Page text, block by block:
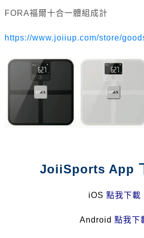
FORA福爾十合一體組成計
https://www.joiiup.com/store/
JoiiSports App
iOS 點我下載
Android 點我下